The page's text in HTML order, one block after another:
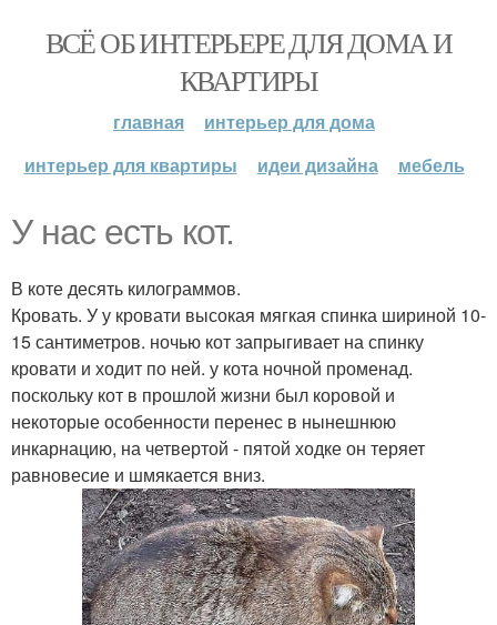
ВСЁ ОБ ИНТЕРЬЕРЕ ДЛЯ ДОМА И
КВАРТИРЫ
главная
интерьер для дома
интерьер для квартиры
идеи дизайна мебель
У нас есть кот.
В коте десять килограммов.
Кровать. У у кровати высокая мягкая спинка шириной 10-
15 сантиметров. ночью кот запрыгивает на спинку
кровати и ходит по ней. у кота ночной променад.
поскольку кот в прошлой жизни был коровой и
некоторые особенности перенес в нынешнюю
инкарнацию, на четвертой - пятой ходке он теряет
равновесие и шмякается вниз.